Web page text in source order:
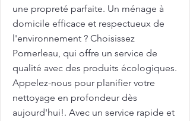
une propreté parfaite. Un ménage à
domicile efficace et respectueux de
l'environnement ? Choisissez
Pomerleau, qui offre un service de
qualité avec des produits écologiques.
Appelez-nous pour planifier votre
nettoyage en profondeur dès
aujourd'hui!. Avec un service rapide et